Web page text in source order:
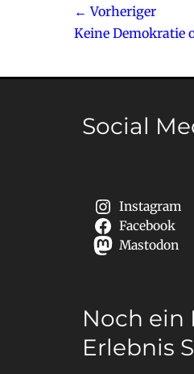
← Vorheriger
Vorheriger
Keine Demokratie
Social
Instagram
Facebook
Mastodon
Noch ein
Erlebnis